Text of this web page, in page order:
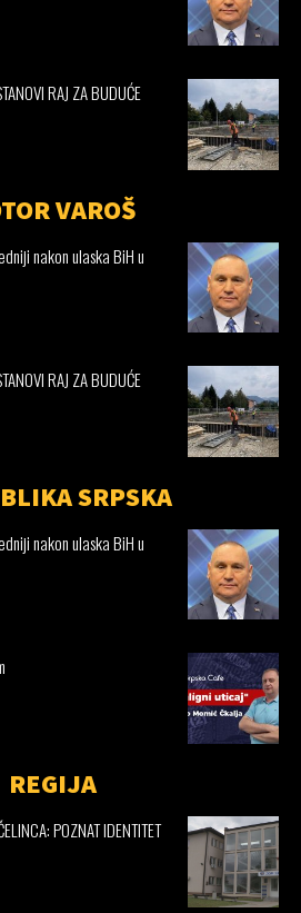
RAJ ZA BUDUĆE
VAROŠ
nakon ulaska BiH u
RAJ ZA BUDUĆE
SRPSKA
nakon ulaska BiH u
REGIJA
POZNAT IDENTITET